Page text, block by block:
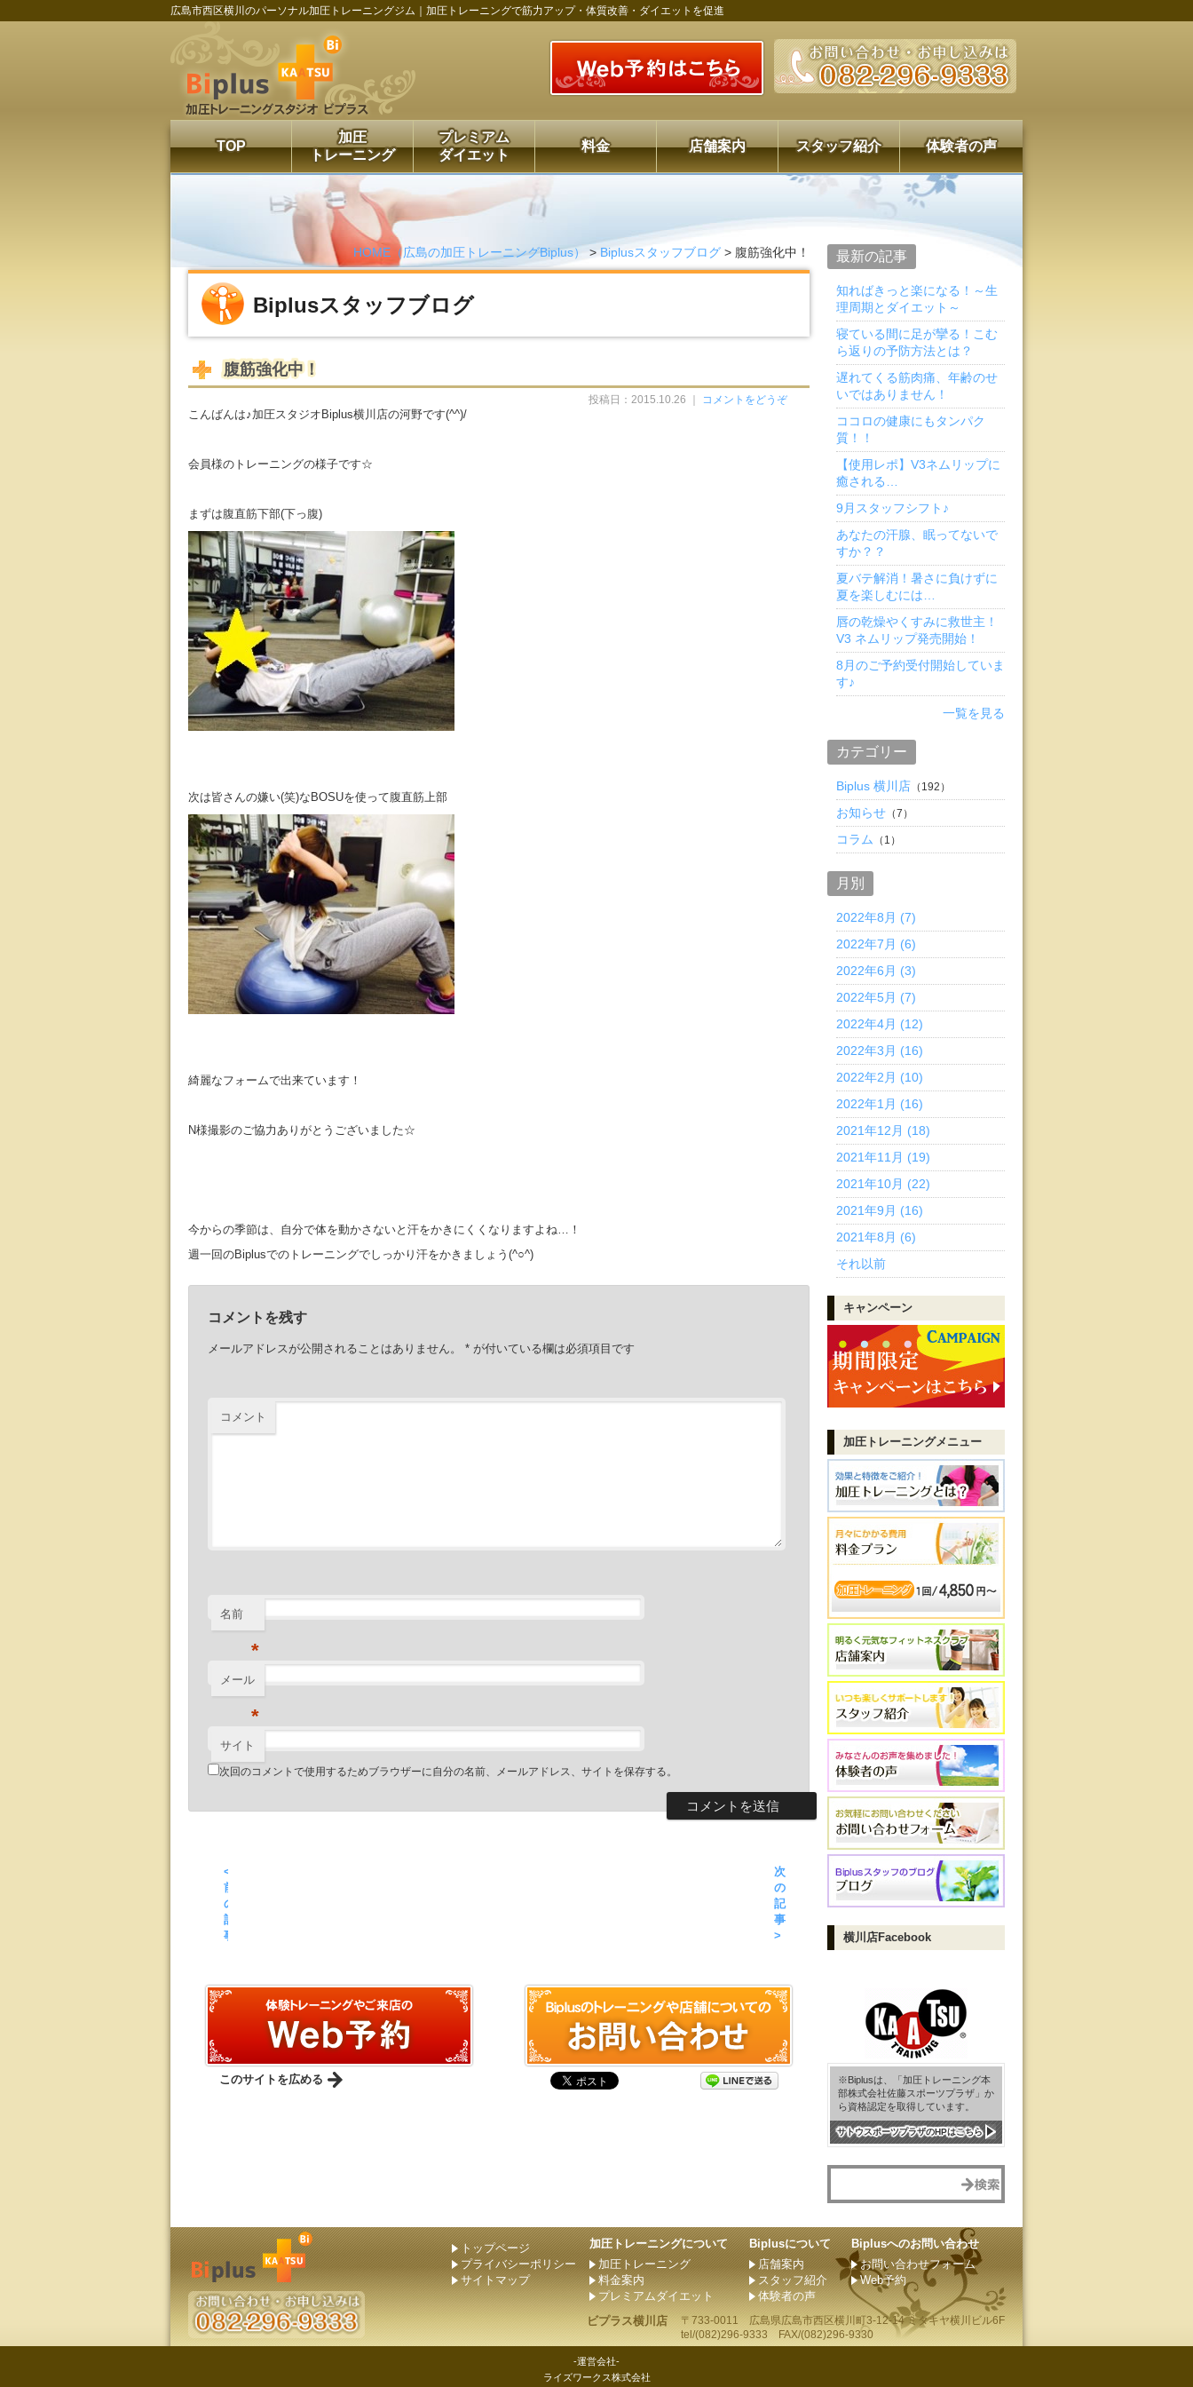
広島市西区横川のパーソナル加圧トレーニングジム｜加圧トレーニングで筋力アップ・体質改善・ダイエットを促進
TOP
加圧
トレーニング
プレミアム
ダイエット
料金 店舗案内 スタッフ紹介 体験者の声
HOME（広島の加圧トレーニングBiplus） > Biplusスタッフブログ > 腹筋強化中！
Biplusスタッフブログ
腹筋強化中！
投稿日：2015.10.26 ｜ コメントをどうぞ
こんばんは♪加圧スタジオBiplus横川店の河野です(^^)/
会員様のトレーニングの様子です☆
まずは腹直筋下部(下っ腹)
次は皆さんの嫌い(笑)なBOSUを使って腹直筋上部
綺麗なフォームで出来ています！
N様撮影のご協力ありがとうございました☆
今からの季節は、自分で体を動かさないと汗をかきにくくなりますよね…！
週一回のBiplusでのトレーニングでしっかり汗をかきましょう(^○^)
コメントを残す
メールアドレスが公開されることはありません。 * が付いている欄は必須項目です
コメント
名前
*
メール
*
サイト
次回のコメントで使用するためブラウザーに自分の名前、メールアドレス、サイトを保存する。
<
前
の
記
事
次
の
記
事
>
このサイトを広める
最新の記事
知ればきっと楽になる！～生
理周期とダイエット～
寝ている間に足が攣る！こむ
ら返りの予防方法とは？
遅れてくる筋肉痛、年齢のせ
いではありません！
ココロの健康にもタンパク
質！！
【使用レポ】V3ネムリップに
癒される…
9月スタッフシフト♪
あなたの汗腺、眠ってないで
すか？？
夏バテ解消！暑さに負けずに
夏を楽しむには…
唇の乾燥やくすみに救世主！
V3 ネムリップ発売開始！
8月のご予約受付開始していま
す♪
一覧を見る
カテゴリー
Biplus 横川店 （192）
お知らせ （7）
コラム （1）
月別
2022年8月 (7)
2022年7月 (6)
2022年6月 (3)
2022年5月 (7)
2022年4月 (12)
2022年3月 (16)
2022年2月 (10)
2022年1月 (16)
2021年12月 (18)
2021年11月 (19)
2021年10月 (22)
2021年9月 (16)
2021年8月 (6)
それ以前
キャンペーン
加圧トレーニングメニュー
横川店Facebook
※Biplusは、「加圧トレーニング本
部株式会社佐藤スポーツプラザ」か
ら資格認定を取得しています。
サトウスポーツプラザのHPはこちら
トップページ
プライバシーポリシー
サイトマップ
加圧トレーニングについて
加圧トレーニング
料金案内
プレミアムダイエット
Biplusについて
店舗案内
スタッフ紹介
体験者の声
Biplusへのお問い合わせ
お問い合わせフォーム
Web予約
ビプラス横川店 〒733-0011 広島県広島市西区横川町3-12-14 ミタキヤ横川ビル6F
tel/(082)296-9333 FAX/(082)296-9330
-運営会社-
ライズワークス株式会社